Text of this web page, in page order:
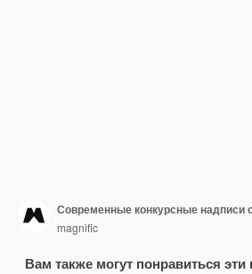
Современные конкурсные надписи
magnific
Вам также могут понравиться эти